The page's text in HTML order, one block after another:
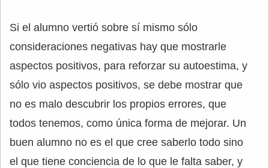
Si el alumno vertió sobre sí mismo sólo
consideraciones negativas hay que mostrarle
aspectos positivos, para reforzar su autoestima, y
sólo vio aspectos positivos, se debe mostrar que
no es malo descubrir los propios errores, que
todos tenemos, como única forma de mejorar. Un
buen alumno no es el que cree saberlo todo sino
el que tiene conciencia de lo que le falta saber, y